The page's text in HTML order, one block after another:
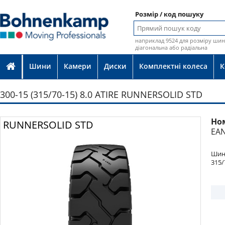
Розмір / код пошуку
наприклад 9524 для розміру
діагональна або радіальна
Шини Камери Диски Комплектні колеса
300-15 (315/70-15) 8.0 ATIRE RUNNERSOLID STD
RUNNERSOLID STD